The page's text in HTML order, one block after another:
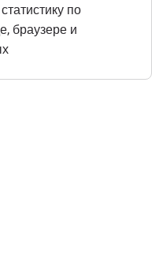
по
браузере и